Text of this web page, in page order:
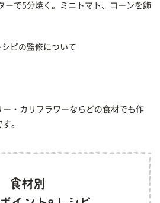
ーで5分焼く。ミニトマト、コーンを飾
シピの監修について
ー・カリフラワーならどの食材でも作
。